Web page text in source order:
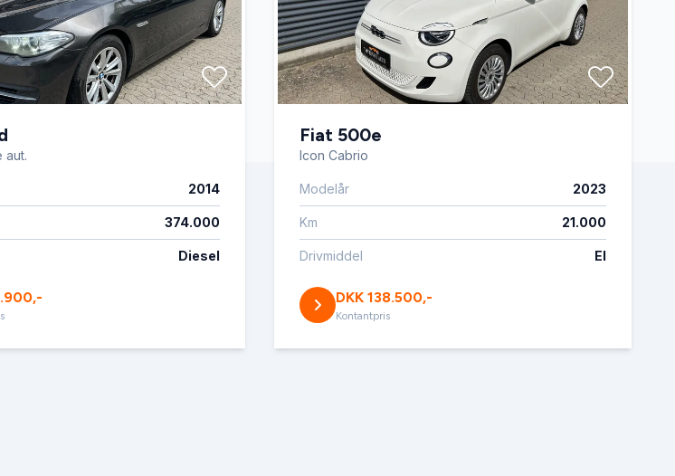
aut.
2014
374.000
Diesel
Fiat 500e
Icon Cabrio
Modelår 2023
Km 21.000
Drivmiddel El
DKK 138.500,-
Kontantpris